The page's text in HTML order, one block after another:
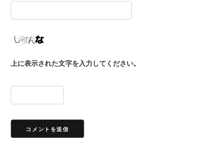
上に表示された文字を入力してください。